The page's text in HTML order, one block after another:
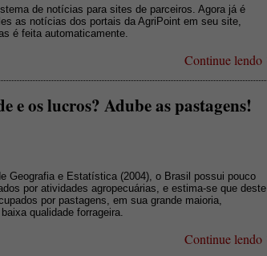
de notícias para sites de parceiros. Agora já é
as notícias dos portais da AgriPoint em seu site,
é feita automaticamente.
Continue lendo
os lucros? Adube as pastagens!
Geografia e Estatística (2004), o Brasil possui pouco
por atividades agropecuárias, e estima-se que deste
por pastagens, em sua grande maioria,
qualidade forrageira.
Continue lendo